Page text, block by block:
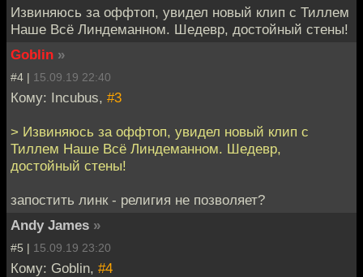
Извиняюсь за оффтоп, увидел новый клип с Тиллем
Наше Всё Линдеманном. Шедевр, достойный стены!
Goblin »
#4 | 15.09.19 22:40
Кому: Incubus, #3
> Извиняюсь за оффтоп, увидел новый клип с
Тиллем Наше Всё Линдеманном. Шедевр,
достойный стены!
запостить линк - религия не позволяет?
Andy James »
#5 | 15.09.19 23:20
Кому: Goblin, #4